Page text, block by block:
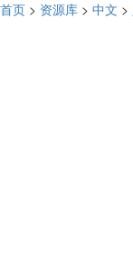
首页 > 资源库 > 中文 >